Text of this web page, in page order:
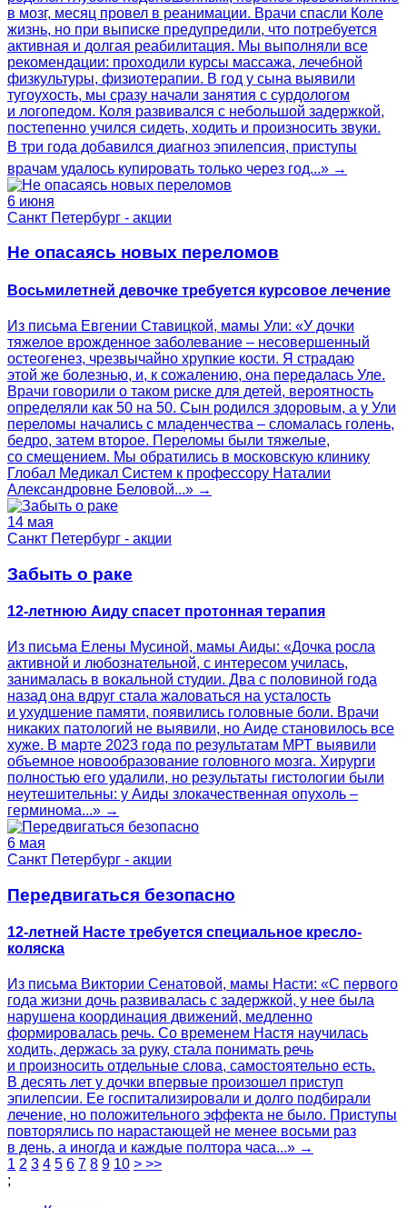
в мозг, месяц провел в реанимации. Врачи спасли Коле
жизнь, но при выписке предупредили, что потребуется
активная и долгая реабилитация. Мы выполняли все
рекомендации: проходили курсы массажа, лечебной
физкультуры, физиотерапии. В год у сына выявили
тугоухость, мы сразу начали занятия с сурдологом
и логопедом. Коля развивался с небольшой задержкой,
постепенно учился сидеть, ходить и произносить звуки.
В три года добавился диагноз эпилепсия, приступы
врачам удалось купировать только через год...» →
6 июня
Санкт Петербург - акции
Не опасаясь новых переломов
Восьмилетней девочке требуется курсовое лечение
Из письма Евгении Ставицкой, мамы Ули: «У дочки
тяжелое врожденное заболевание – несовершенный
остеогенез, чрезвычайно хрупкие кости. Я страдаю
этой же болезнью, и, к сожалению, она передалась Уле.
Врачи говорили о таком риске для детей, вероятность
определяли как 50 на 50. Сын родился здоровым, а у Ули
переломы начались с младенчества – сломалась голень,
бедро, затем второе. Переломы были тяжелые,
со смещением. Мы обратились в московскую клинику
Глобал Медикал Систем к профессору Наталии
Александровне Беловой...» →
14 мая
Санкт Петербург - акции
Забыть о раке
12-летнюю Аиду спасет протонная терапия
Из письма Елены Мусиной, мамы Аиды: «Дочка росла
активной и любознательной, с интересом училась,
занималась в вокальной студии. Два с половиной года
назад она вдруг стала жаловаться на усталость
и ухудшение памяти, появились головные боли. Врачи
никаких патологий не выявили, но Аиде становилось все
хуже. В марте 2023 года по результатам МРТ выявили
объемное новообразование головного мозга. Хирурги
полностью его удалили, но результаты гистологии были
неутешительны: у Аиды злокачественная опухоль –
герминома...» →
6 мая
Санкт Петербург - акции
Передвигаться безопасно
12-летней Насте требуется специальное кресло-
коляска
Из письма Виктории Сенатовой, мамы Насти: «С первого
года жизни дочь развивалась с задержкой, у нее была
нарушена координация движений, медленно
формировалась речь. Со временем Настя научилась
ходить, держась за руку, стала понимать речь
и произносить отдельные слова, самостоятельно есть.
В десять лет у дочки впервые произошел приступ
эпилепсии. Ее госпитализировали и долго подбирали
лечение, но положительного эффекта не было. Приступы
повторялись по нарастающей не менее восьми раз
в день, а иногда и каждые полтора часа...» →
1 2 3 4 5 6 7 8 9 10 > >>
;